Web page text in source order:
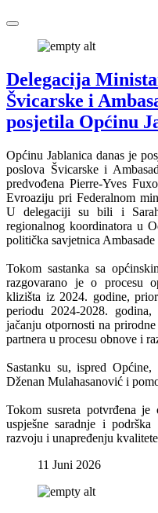
Delegacija
Švicarske i
posjetila Općinu
Općinu Jablanica danas je
poslova Švicarske i
predvođena Pierre-Yves
Evroaziju pri Federalnom
U delegaciji su bili i
regionalnog koordinatora u
politička savjetnica
Tokom sastanka sa
razgovarano je o procesu
klizišta iz 2024. godine,
periodu 2024-2028.
jačanju otpornosti na
partnera u procesu obnove i
Sastanku su, ispred
Dženan Mulahasanović i
Tokom susreta potvrđena je
uspješne saradnje i
razvoju i unapređenju
11 Juni 2026